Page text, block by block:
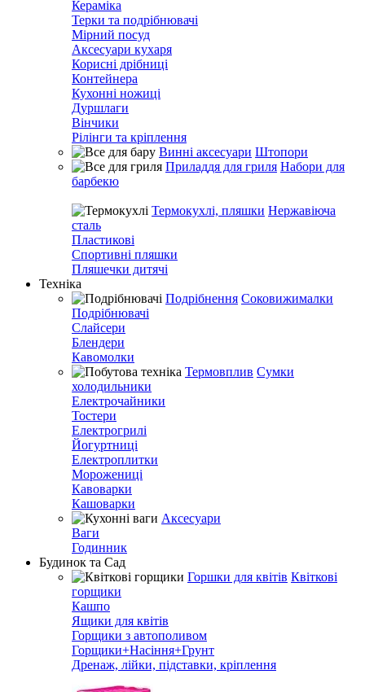
Кераміка
Терки та подрібнювачі
Мірний посуд
Аксесуари кухаря
Корисні дрібниці
Контейнера
Кухонні ножиці
Дуршлаги
Вінчики
Рілінги та кріплення
Винні аксесуари Штопори
Приладдя для гриля Набори для
барбекю
Термокухлі, пляшки Нержавіюча
сталь
Пластикові
Спортивні пляшки
Пляшечки дитячі
Техніка
Подрібнення Соковижималки
Подрібнювачі
Слайсери
Блендери
Кавомолки
Термовплив Сумки
холодильники
Електрочайники
Тостери
Електрогрилі
Йогуртниці
Електроплитки
Морожениці
Кавоварки
Кашоварки
Аксесуари
Ваги
Годинник
Будинок та Сад
Горшки для квітів Квіткові
горщики
Кашпо
Ящики для квітів
Горщики з автополивом
Горщики+Насіння+Грунт
Дренаж, лійки, підставки, кріплення